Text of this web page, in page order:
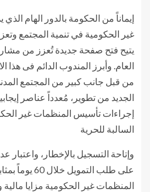
إيماناً من الحكومة بالدور الهام
غير الحكومية في تنمية المجتمع
يتيح فتح صفحة جديدة تُعزز من
العام. وأبرز المندوب الدائم فى هذا
من قبل جانب كبير من المجتمع
الجديد من تطوير، مُعدداً عناصر
إجراءات تأسيس المنظمات غير
السالبة للحرية
وإتاحة التسجيل بالإخطار، واعتبار
على طلب
المنظمات غير الحكومية مزايا